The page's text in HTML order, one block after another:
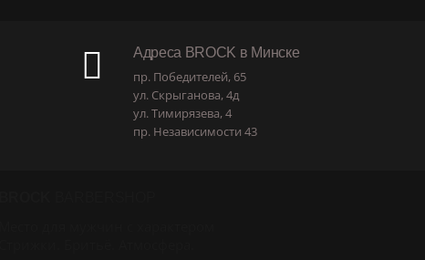
Адреса BROCK в Минске
пр. Победителей, 65
ул. Скрыганова, 4д
ул. Тимирязева, 4
пр. Независимости 43